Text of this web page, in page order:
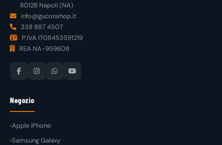
80128 Napoli (NA)
info@guconshop.it
338 887 4507
P.IVA IT08453591219
REA NA-959608
Negozio
Apple iPhone
Samsung Galaxy